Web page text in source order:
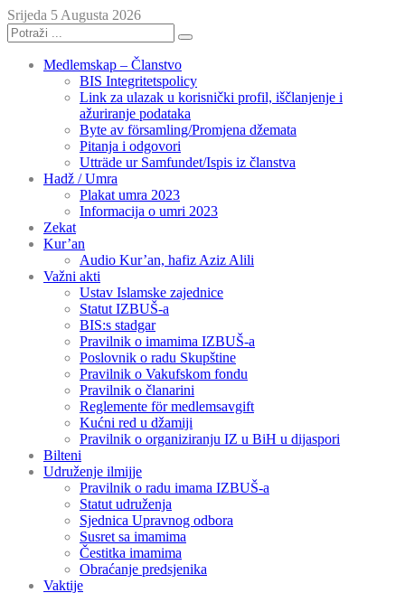
Srijeda 5 Augusta 2026
Medlemskap – Članstvo
BIS Integritetspolicy
Link za ulazak u korisnički profil, iščlanjenje i
ažuriranje podataka
Byte av församling/Promjena džemata
Pitanja i odgovori
Utträde ur Samfundet/Ispis iz članstva
Hadž / Umra
Plakat umra 2023
Informacija o umri 2023
Zekat
Kur’an
Audio Kur’an, hafiz Aziz Alili
Važni akti
Ustav Islamske zajednice
Statut IZBUŠ-a
BIS:s stadgar
Pravilnik o imamima IZBUŠ-a
Poslovnik o radu Skupštine
Pravilnik o Vakufskom fondu
Pravilnik o članarini
Reglemente för medlemsavgift
Kućni red u džamiji
Pravilnik o organiziranju IZ u BiH u dijaspori
Bilteni
Udruženje ilmijje
Pravilnik o radu imama IZBUŠ-a
Statut udruženja
Sjednica Upravnog odbora
Susret sa imamima
Čestitka imamima
Obraćanje predsjenika
Vaktije